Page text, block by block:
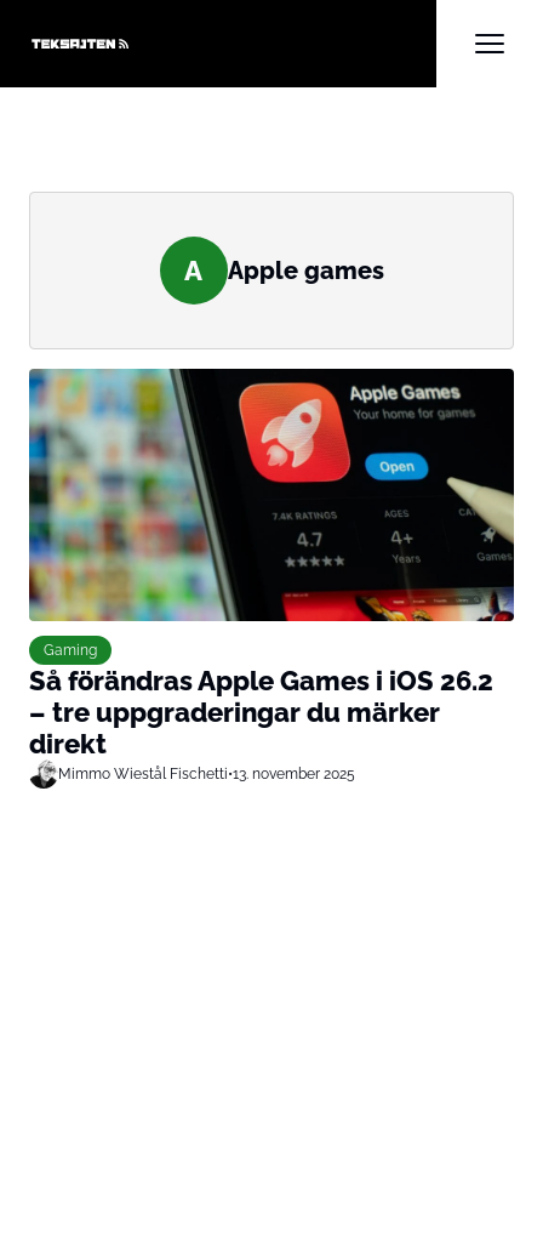
A Apple games
Gaming
Så förändras Apple Games i iOS 26.2
– tre uppgraderingar du märker
direkt
Mimmo Wiestål Fischetti•13. november 2025